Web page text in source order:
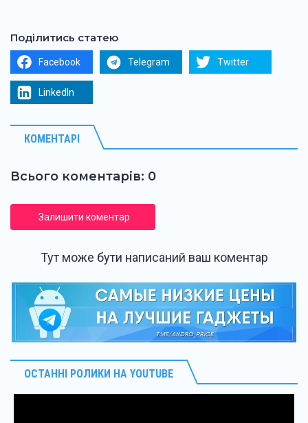
Поділитись статею
Facebook Telegram Twitter
LinkedIn
КОМЕНТАРІ
Всього коментарів: 0
Залишити коментар
Тут може бути написаний ваш коментар
ОСТАННІ РОЛИКИ НА YOUTUBE